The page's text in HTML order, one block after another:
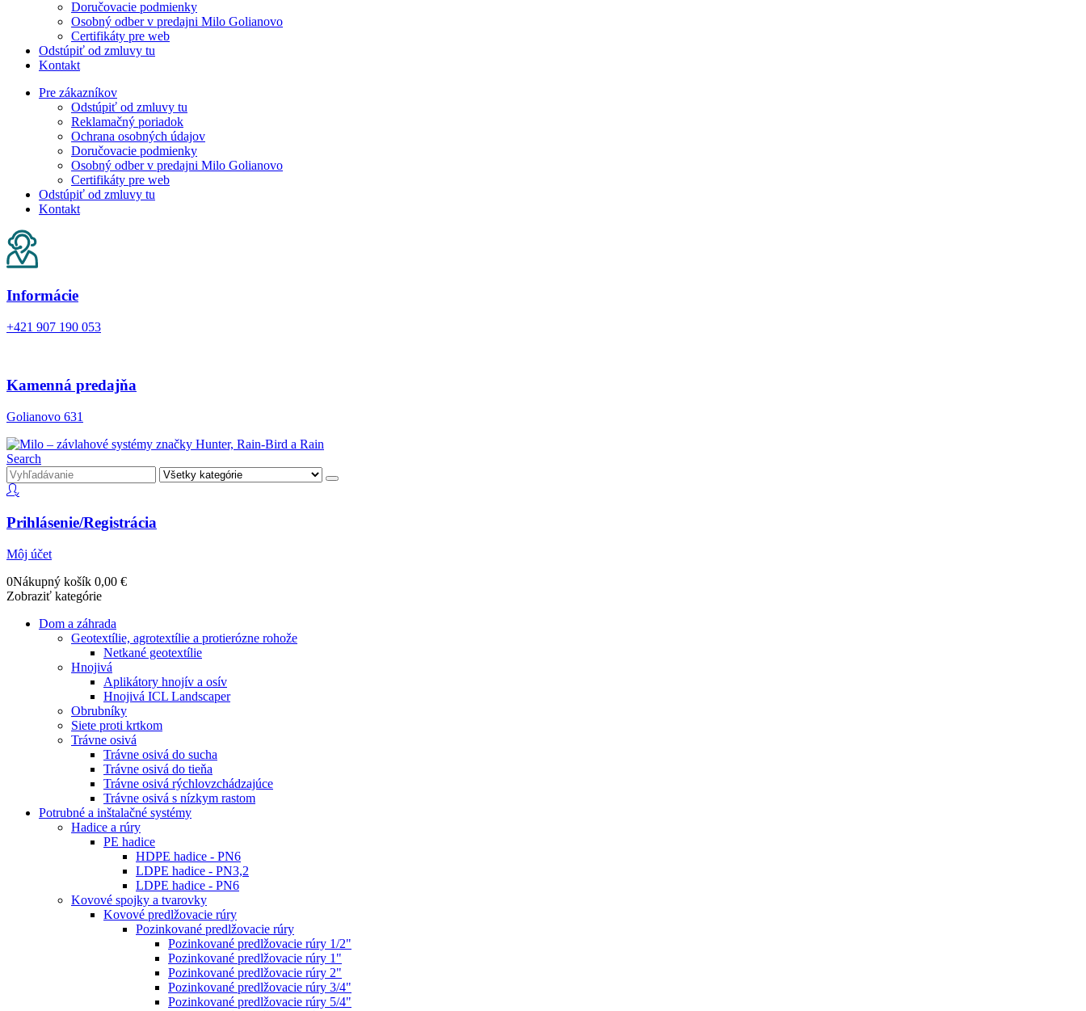
Doručovacie podmienky
Osobný odber v predajni Milo Golianovo
Certifikáty pre web
Odstúpiť od zmluvy tu
Kontakt
Pre zákazníkov
Odstúpiť od zmluvy tu
Reklamačný poriadok
Ochrana osobných údajov
Doručovacie podmienky
Osobný odber v predajni Milo Golianovo
Certifikáty pre web
Odstúpiť od zmluvy tu
Kontakt
Informácie
+421 907 190 053
Kamenná predajňa
Golianovo 631
Search
Prihlásenie/Registrácia
Môj účet
0Nákupný košík 0,00 €
Zobraziť kategórie
Dom a záhrada
Geotextílie, agrotextílie a protierózne rohože
Netkané geotextílie
Hnojivá
Aplikátory hnojív a osív
Hnojivá ICL Landscaper
Obrubníky
Siete proti krtkom
Trávne osivá
Trávne osivá do sucha
Trávne osivá do tieňa
Trávne osivá rýchlovzchádzajúce
Trávne osivá s nízkym rastom
Potrubné a inštalačné systémy
Hadice a rúry
PE hadice
HDPE hadice - PN6
LDPE hadice - PN3,2
LDPE hadice - PN6
Kovové spojky a tvarovky
Kovové predlžovacie rúry
Pozinkované predlžovacie rúry
Pozinkované predlžovacie rúry 1/2"
Pozinkované predlžovacie rúry 1"
Pozinkované predlžovacie rúry 2"
Pozinkované predlžovacie rúry 3/4"
Pozinkované predlžovacie rúry 5/4"